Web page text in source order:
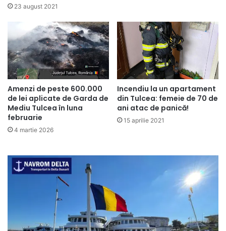
23 august 2021
Amenzi de peste 600.000
de lei aplicate de Garda de
Mediu Tulcea în luna
februarie
4 martie 2026
Incendiu la un apartament
din Tulcea: femeie de 70 de
ani atac de panică!
15 aprilie 2021